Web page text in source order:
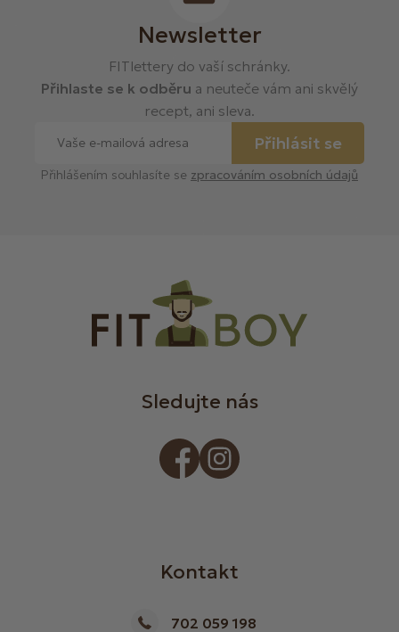
Newsletter
FITlettery do vaší schránky.
Přihlaste se k odběru a neuteče vám ani skvělý
recept, ani sleva.
Přihlásit se
Přihlášením souhlasíte se zpracováním osobních údajů
Sledujte nás
Kontakt
702 059 198